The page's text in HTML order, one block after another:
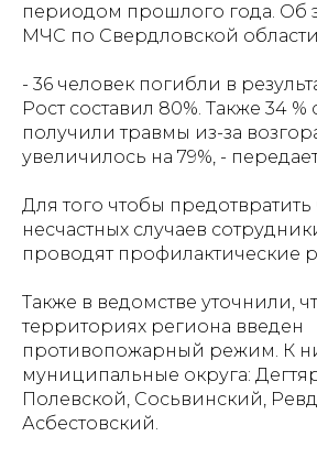
периодом прошлого года. Об
МЧС по Свердловской
- 36 человек погибли в
Рост составил 80%. Также 34
получили травмы из-за
увеличилось на 79%, -
Для того чтобы предотвратить
несчастных случаев
проводят профилактические
Также в ведомстве уточнили,
территориях региона введен
противопожарный режим. К
муниципальные округа:
Полевской, Сосьвинский,
Асбестовский.